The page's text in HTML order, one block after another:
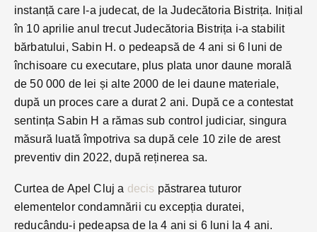
instanță care l-a judecat, de la Judecătoria Bistrița. Inițial
în 10 aprilie anul trecut Judecătoria Bistrița i-a stabilit
bărbatului, Sabin H. o pedeapsă de 4 ani si 6 luni de
închisoare cu executare, plus plata unor daune morală
de 50 000 de lei și alte 2000 de lei daune materiale,
după un proces care a durat 2 ani. După ce a contestat
sentința Sabin H a rămas sub control judiciar, singura
măsură luată împotriva sa după cele 10 zile de arest
preventiv din 2022, după reținerea sa.
Curtea de Apel Cluj a decis păstrarea tuturor
elementelor condamnării cu excepția duratei,
reducându-i pedeapsa de la 4 ani si 6 luni la 4 ani.